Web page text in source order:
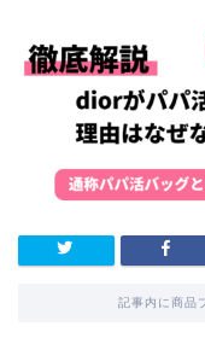
記事内に商品